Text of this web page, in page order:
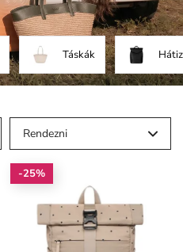
Táskák
Rendezni
-25%